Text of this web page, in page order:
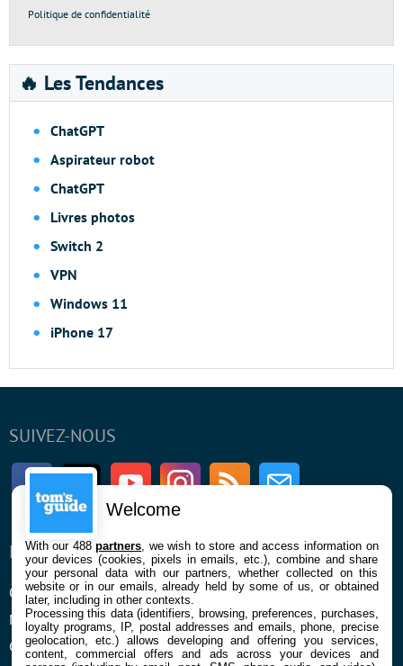
Politique de confidentialité
🔥 Les Tendances
ChatGPT
Aspirateur robot
ChatGPT
Livres photos
Switch 2
VPN
Windows 11
iPhone 17
SUIVEZ-NOUS
FacebookTwitter Youtube InstagramRSS Newsletter
ENTREPRISE
Qui sommes nous
Mentions légales et CGU
Confidentialité et Cookies
À PROPOS
La rédaction
Contact
Welcome
With our 488partners , we wish to store and access information on
your devices (cookies, pixels in emails, etc.), combine and share
your personal data with our partners, whether collected on this
website or in our emails, already held by some of us, or obtained
later, including in other contexts.
Processing this data (identifiers, browsing, preferences, purchases,
loyalty programs, IP, postal addresses and emails, phone, precise
geolocation, etc.) allows developing and offering you services,
content, commercial offers and ads across your devices and